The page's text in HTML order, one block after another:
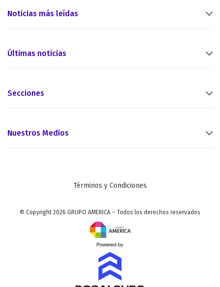
Noticias más leídas
Últimas noticias
Secciones
Nuestros Medios
Términos y Condiciones
© Copyright 2026 GRUPO AMERICA – Todos los derechos reservados